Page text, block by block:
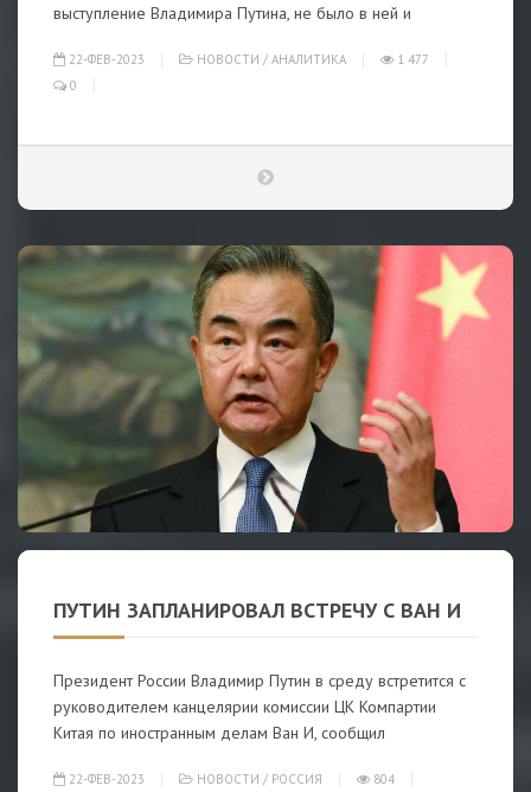
выступление Владимира Путина, не было в ней и
22-ФЕВ-2023 НОВОСТИ / АНАЛИТИКА
1 477
0
ПУТИН ЗАПЛАНИРОВАЛ ВСТРЕЧУ С ВАН И
Президент России Владимир Путин в среду встретится с
руководителем канцелярии комиссии ЦК Компартии
Китая по иностранным делам Ван И, сообщил
22-ФЕВ-2023 НОВОСТИ / РОССИЯ 804